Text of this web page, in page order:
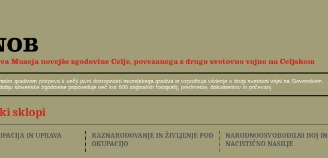
gradivom prispeva k večji javni dostopnosti muzejskega gradiva in vzpodbuja védenje o drugi svetovni vojni na Slovenskem.
slovenske zgodovine pripoveduje več kot 600 originalnih fotografij, predmetov, dokumentov in pričevanj.
sklopi
IN UPRAVA
RAZNARODOVANJE IN ŽIVLJENJE POD
OKUPACIJO
NARODNOOSVOBODILNI BOJ IN
NACISTIČNO NASILJE